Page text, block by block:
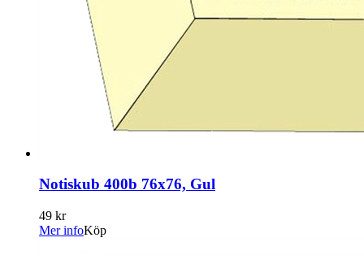
Notiskub 400b 76x76, Gul
49 kr
Mer infoKöp